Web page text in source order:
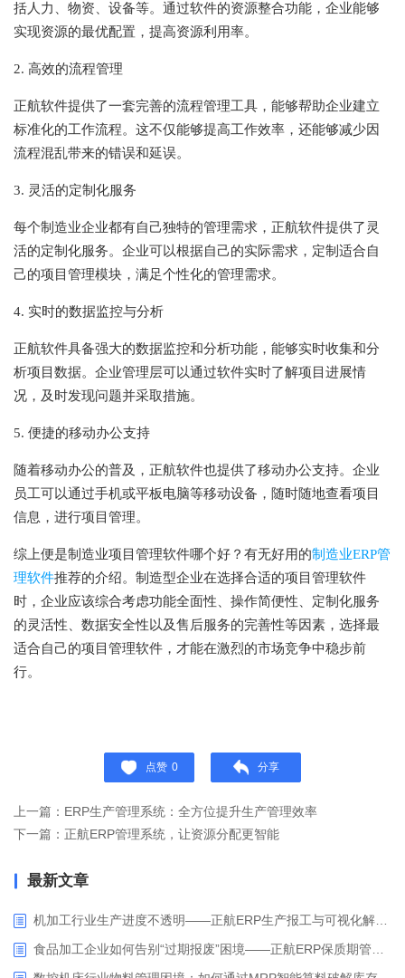
括人力、物资、设备等。通过软件的资源整合功能，企业能够
实现资源的最优配置，提高资源利用率。
2. 高效的流程管理
正航软件提供了一套完善的流程管理工具，能够帮助企业建立
标准化的工作流程。这不仅能够提高工作效率，还能够减少因
流程混乱带来的错误和延误。
3. 灵活的定制化服务
每个制造业企业都有自己独特的管理需求，正航软件提供了灵
活的定制化服务。企业可以根据自己的实际需求，定制适合自
己的项目管理模块，满足个性化的管理需求。
4. 实时的数据监控与分析
正航软件具备强大的数据监控和分析功能，能够实时收集和分
析项目数据。企业管理层可以通过软件实时了解项目进展情
况，及时发现问题并采取措施。
5. 便捷的移动办公支持
随着移动办公的普及，正航软件也提供了移动办公支持。企业
员工可以通过手机或平板电脑等移动设备，随时随地查看项目
信息，进行项目管理。
综上便是制造业项目管理软件哪个好？有无好用的制造业ERP管
理软件推荐的介绍。制造型企业在选择合适的项目管理软件
时，企业应该综合考虑功能全面性、操作简便性、定制化服务
的灵活性、数据安全性以及售后服务的完善性等因素，选择最
适合自己的项目管理软件，才能在激烈的市场竞争中稳步前
行。
点赞 0 分享
上一篇：ERP生产管理系统：全方位提升生产管理效率
下一篇：正航ERP管理系统，让资源分配更智能
最新文章